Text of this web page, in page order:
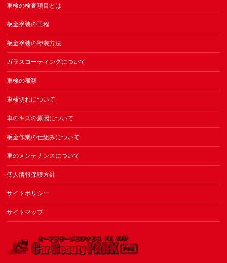
車検の検査項目とは
板金塗装の工程
板金塗装の塗装方法
ガラスコーティングについて
車検の種類
車検切れについて
車のキズの原因について
板金作業の仕組みについて
車のメンテナンスについて
個人情報保護方針
サイトポリシー
サイトマップ